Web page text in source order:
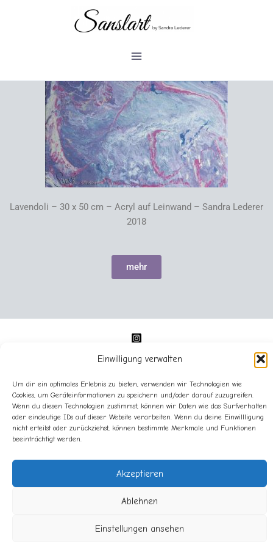
Einwilligung verwalten
Um dir ein optimales Erlebnis zu bieten, verwenden wir Technologien wie
Cookies, um Geräteinformationen zu speichern und/oder darauf zuzugreifen.
Wenn du diesen Technologien zustimmst, können wir Daten wie das Surfverhalten
oder eindeutige IDs auf dieser Website verarbeiten. Wenn du deine Einwillligung
nicht erteilst oder zurückziehst, können bestimmte Merkmale und Funktionen
beeinträchtigt werden.
Akzeptieren
Ablehnen
Einstellungen ansehen
Lavendoli – 30 x 50 cm – Acryl auf Leinwand – Sandra Lederer
2018
mehr
Impressum
vorbehalten.